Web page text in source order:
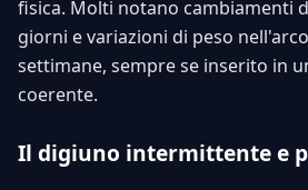
fisica. Molti notano cambiamenti
giorni e variazioni di peso
settimane, sempre se inserito in
coerente.
Il digiuno intermittente e